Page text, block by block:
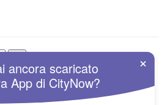
×
ancora scaricato
App di CityNow?